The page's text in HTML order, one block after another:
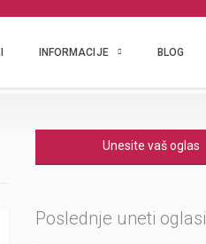
INFORMACIJE BLOG
Unesite vaš oglas
Poslednje uneti oglasi